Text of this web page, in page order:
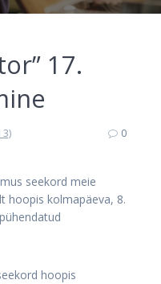
17.
3)
0
seekord meie
hoopis kolmapäeva, 8.
hoopis